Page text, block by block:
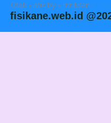
Otak - atik by - mr.iksan
fisikane.web.id